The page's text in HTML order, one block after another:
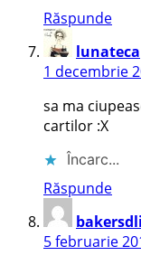
Răspunde
lunateca
1 decembrie
sa ma
cartilor :X
Încarc...
Răspunde
5 februarie